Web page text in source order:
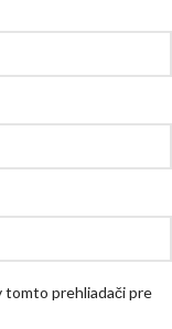
tomto prehliadači pre